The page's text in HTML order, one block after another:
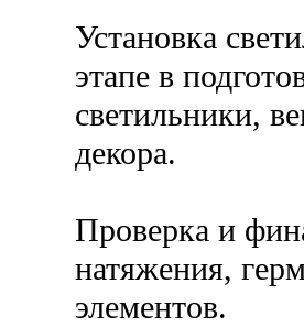
Установка
этапе в
светильники,
декора.
Проверка и
натяжения,
элементов.